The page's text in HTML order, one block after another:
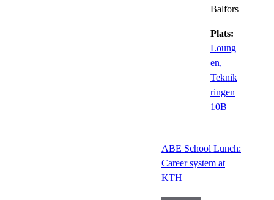
Balfors
Plats:
Loung
en,
Teknik
ringen
10B
ABE School Lunch:
Career system at
KTH